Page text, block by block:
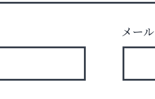
メール